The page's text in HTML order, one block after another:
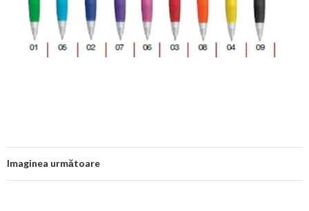
Imaginea următoare